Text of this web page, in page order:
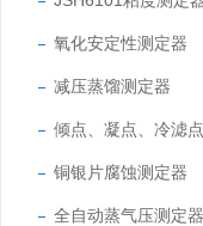
氧化安定性测定器
减压蒸馏测定器
倾点、凝点、冷滤
铜银片腐蚀测定器
全自动蒸气压测定器